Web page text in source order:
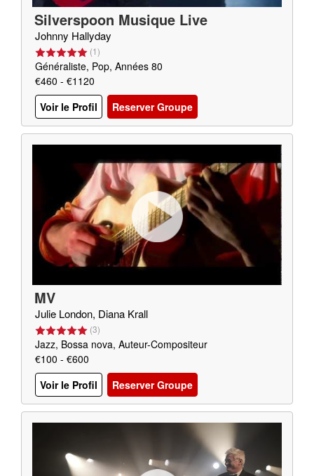
Silverspoon Musique Live
Johnny Hallyday
(1)
Généraliste, Pop, Années 80
€460 - €1120
Voir le Profil
Reserver Groupe
MV
Julie London, Diana Krall
(3)
Jazz, Bossa nova, Auteur-Compositeur
€100 - €600
Voir le Profil
Reserver Groupe